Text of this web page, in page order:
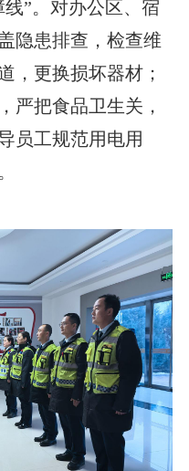
”。对办公区、宿
隐患排查，检查维
，更换损坏器材；
严把食品卫生关，
员工规范用电用